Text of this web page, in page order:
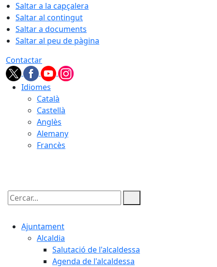
Saltar a la capçalera
Saltar al contingut
Saltar a documents
Saltar al peu de pàgina
Contactar
Idiomes
Català
Castellà
Anglès
Alemany
Francès
Cercar:
Ajuntament
Alcaldia
Salutació de l'alcaldessa
Agenda de l'alcaldessa